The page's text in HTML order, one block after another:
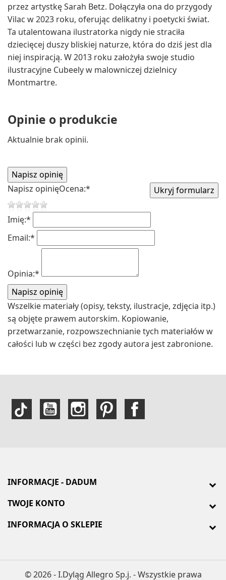
przez artystkę Sarah Betz. Dołączyła ona do przygody
Vilac w 2023 roku, oferując delikatny i poetycki świat.
Ta utalentowana ilustratorka nigdy nie straciła
dziecięcej duszy bliskiej naturze, która do dziś jest dla
niej inspiracją. W 2013 roku założyła swoje studio
ilustracyjne Cubeely w malowniczej dzielnicy
Montmartre.
Opinie o produkcie
Aktualnie brak opinii.
Napisz opinięOcena:*
Imię:*
Email:*
Opinia:*
Wszelkie materiały (opisy, teksty, ilustracje, zdjęcia itp.)
są objęte prawem autorskim. Kopiowanie,
przetwarzanie, rozpowszechnianie tych materiałów w
całości lub w części bez zgody autora jest zabronione.
INFORMACJE - DADUM
TWOJE KONTO
INFORMACJA O SKLEPIE
© 2026 - I.Dyląg Allegro Sp.j. - Wszystkie prawa